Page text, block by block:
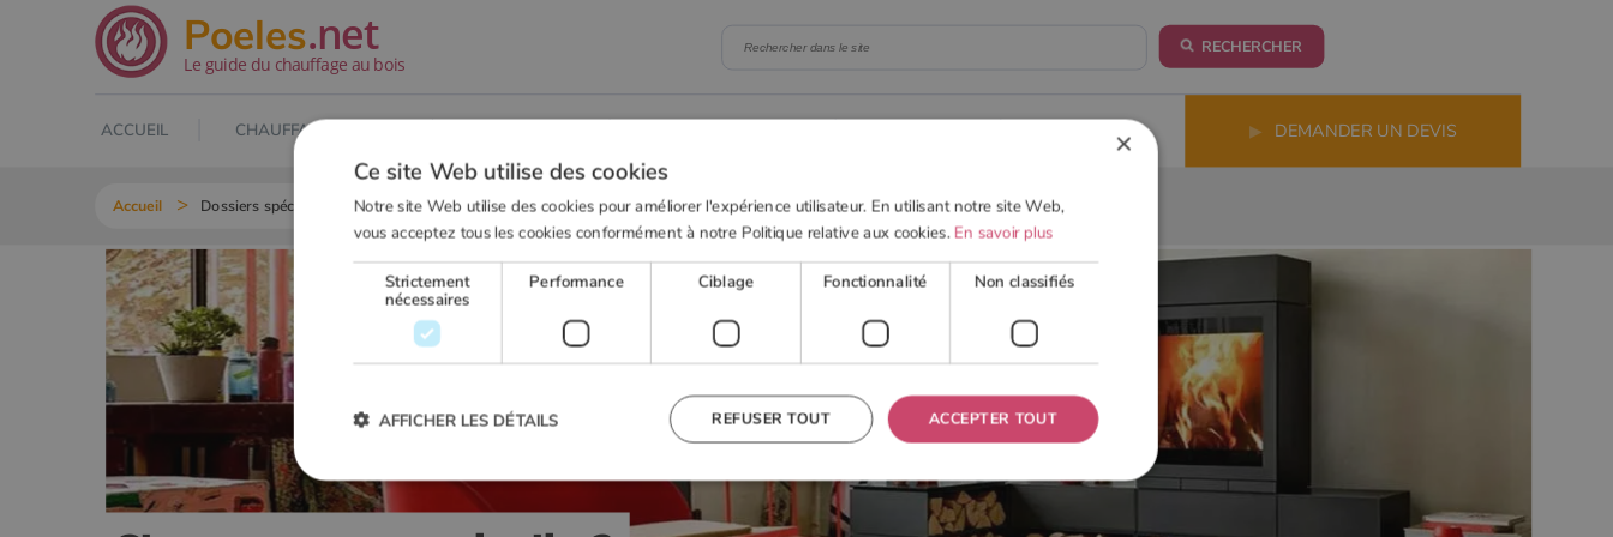
Poeles.net
Le guide du chauffage au bois
RECHERCHER
ACCUEIL CHAUFFAGE AU BOIS ▶ DEMANDER UN DEVIS
Accueil Dossiers spéciaux Chamotte ou vermiculite?
×
Ce site Web utilise des cookies
Notre site Web utilise des cookies pour améliorer l'expérience utilisateur. En utilisant notre site Web,
vous acceptez tous les cookies conformément à notre Politique relative aux cookies. En savoir plus
Strictement
nécessaires
Performance Ciblage Fonctionnalité Non classifiés
ACCEPTER TOUT
REFUSER TOUT
AFFICHER LES DÉTAILS
Performance Ciblage Fonctionnalité Non classifiés